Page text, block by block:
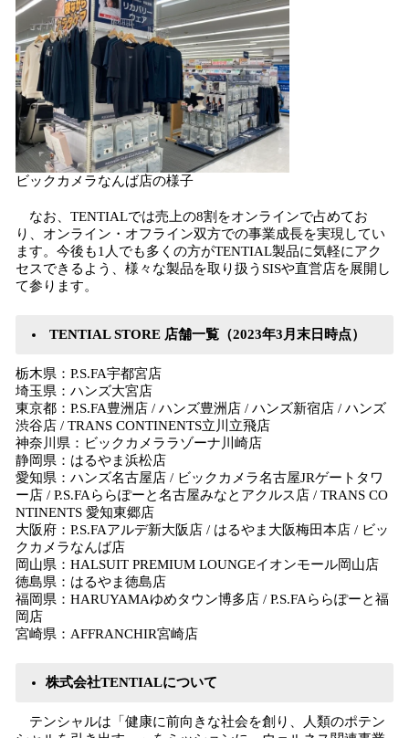
ビックカメラなんば店の様子
なお、TENTIALでは売上の8割をオンラインで占めてお
り、オンライン・オフライン双方での事業成長を実現してい
ます。今後も1人でも多くの方がTENTIAL製品に気軽にアク
セスできるよう、様々な製品を取り扱うSISや直営店を展開し
て参ります。
TENTIAL STORE 店舗一覧（2023年3月末日時点）
栃木県：P.S.FA宇都宮店
埼玉県：ハンズ大宮店
東京都：P.S.FA豊洲店 / ハンズ豊洲店 / ハンズ新宿店 / ハンズ
渋谷店 / TRANS CONTINENTS立川立飛店
神奈川県：ビックカメララゾーナ川崎店
静岡県：はるやま浜松店
愛知県：ハンズ名古屋店 / ビックカメラ名古屋JRゲートタワ
ー店 / P.S.FAららぽーと名古屋みなとアクルス店 / TRANS CO
NTINENTS 愛知東郷店
大阪府：P.S.FAアルデ新大阪店 / はるやま大阪梅田本店 / ビッ
クカメラなんば店
岡山県：HALSUIT PREMIUM LOUNGEイオンモール岡山店
徳島県：はるやま徳島店
福岡県：HARUYAMAゆめタウン博多店 / P.S.FAららぽーと福
岡店
宮崎県：AFFRANCHIR宮崎店
株式会社TENTIALについて
テンシャルは「健康に前向きな社会を創り、人類のポテン